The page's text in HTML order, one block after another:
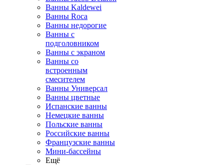
Ванны Kaldewei
Ванны Roca
Ванны недорогие
Ванны с
подголовником
Ванны с экраном
Ванны со
встроенным
смесителем
Ванны Универсал
Ванны цветные
Испанские ванны
Немецкие ванны
Польские ванны
Российские ванны
Французские ванны
Мини-бассейны
Ещё